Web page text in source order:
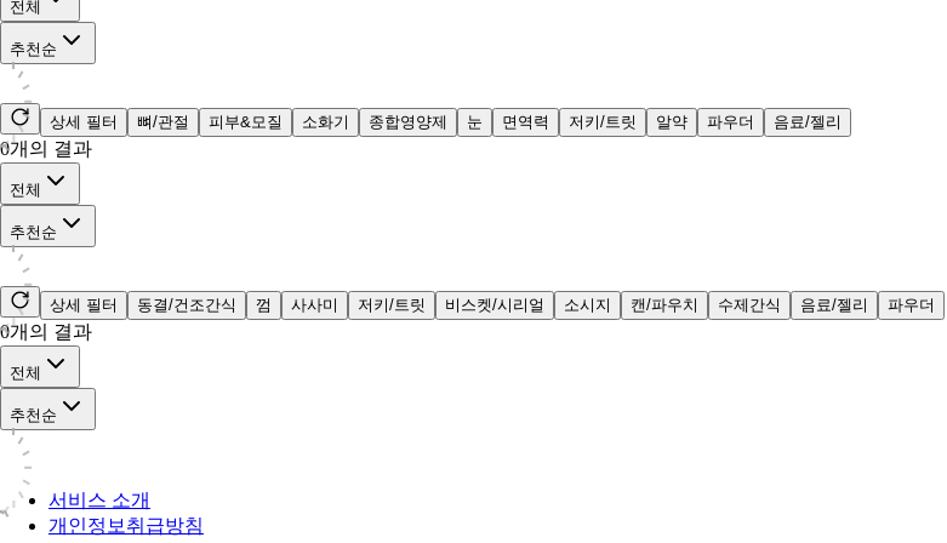
전체
추천순
상세 필터 뼈/관절 피부&모질 소화기 종합영양제 눈 면역력 저키/트릿 알약 파우더 음료/젤리
0개의 결과
전체
추천순
상세 필터 동결/건조간식 껌 사사미 저키/트릿 비스켓/시리얼 소시지 캔/파우치 수제간식 음료/젤리 파우더
0개의 결과
전체
추천순
서비스 소개
개인정보취급방침